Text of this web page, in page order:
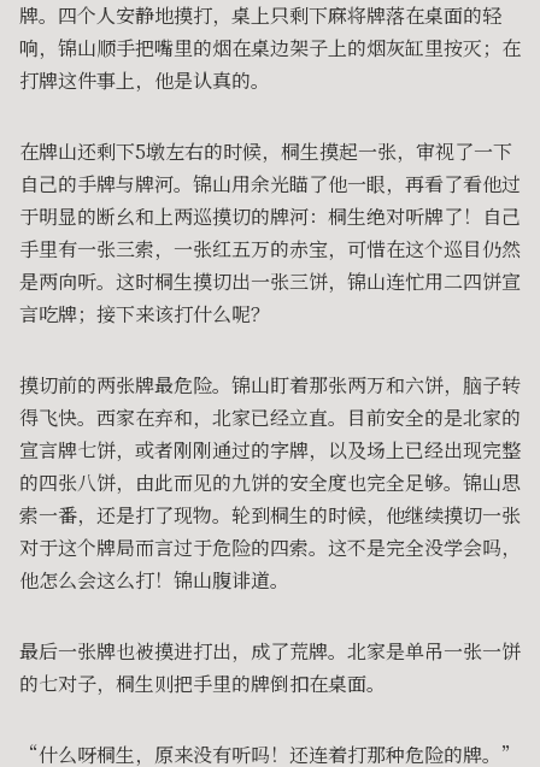
牌。四个人安静地摸打，桌上只剩下麻将牌落在桌面的轻
响，锦山顺手把嘴里的烟在桌边架子上的烟灰缸里按灭；在
打牌这件事上，他是认真的。
在牌山还剩下5墩左右的时候，桐生摸起一张，审视了一下
自己的手牌与牌河。锦山用余光瞄了他一眼，再看了看他过
于明显的断幺和上两巡摸切的牌河：桐生绝对听牌了！自己
手里有一张三索，一张红五万的赤宝，可惜在这个巡目仍然
是两向听。这时桐生摸切出一张三饼，锦山连忙用二四饼宣
言吃牌；接下来该打什么呢？
摸切前的两张牌最危险。锦山盯着那张两万和六饼，脑子转
得飞快。西家在弃和，北家已经立直。目前安全的是北家的
宣言牌七饼，或者刚刚通过的字牌，以及场上已经出现完整
的四张八饼，由此而见的九饼的安全度也完全足够。锦山思
索一番，还是打了现物。轮到桐生的时候，他继续摸切一张
对于这个牌局而言过于危险的四索。这不是完全没学会吗，
他怎么会这么打！锦山腹诽道。
最后一张牌也被摸进打出，成了荒牌。北家是单吊一张一饼
的七对子，桐生则把手里的牌倒扣在桌面。
“什么呀桐生，原来没有听吗！还连着打那种危险的牌。”